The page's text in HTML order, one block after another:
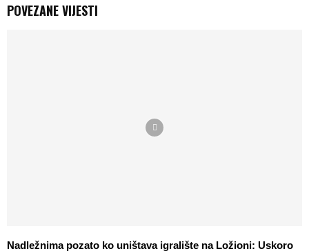
POVEZANE VIJESTI
Nadležnima pozato ko uništava igralište na Ložioni: Uskoro